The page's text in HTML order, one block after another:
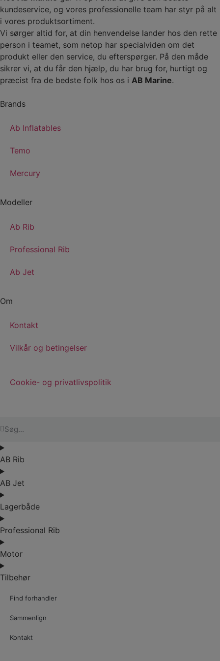
kundeservice, og vores professionelle team har styr på alt
i vores produktsortiment.
Vi sørger altid for, at din henvendelse lander hos den rette
person i teamet, som netop har specialviden om det
produkt eller den service, du efterspørger. På den måde
sikrer vi, at du får den hjælp, du har brug for, hurtigt og
præcist fra de bedste folk hos os i AB Marine.
Brands
Ab Inflatables
Temo
Mercury
Modeller
Ab Rib
Professional Rib
Ab Jet
Om
Kontakt
Vilkår og betingelser
Cookie- og privatlivspolitik
AB Rib
AB Jet
Lagerbåde
Professional Rib
Motor
Tilbehør
Find forhandler
Sammenlign
Kontakt